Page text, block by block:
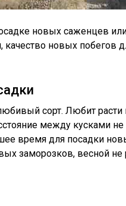
новых саженцев
качество новых побегов
сорт. Любит
между кусками
время для посадки
заморозков, весной не